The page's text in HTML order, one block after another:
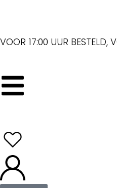
VOOR 17:00 UUR BESTELD,